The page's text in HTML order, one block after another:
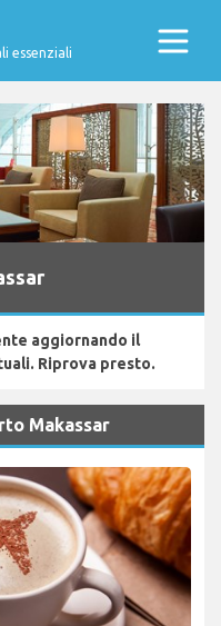
essenziali
aggiornando il
Riprova presto.
Makassar